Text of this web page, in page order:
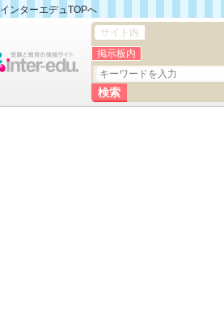
インターエデュTOPへ
サイト内
掲示板内